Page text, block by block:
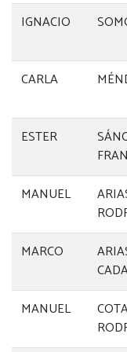
IGNACIO
CARLA
ESTER
MANUEL
MARCO
MANUEL